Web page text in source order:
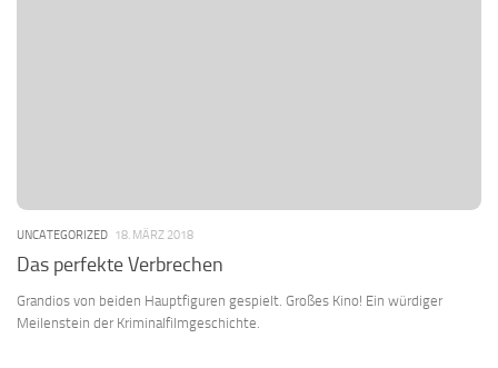
UNCATEGORIZED 18. MÄRZ 2018
Das perfekte Verbrechen
Grandios von beiden Hauptfiguren gespielt. Großes Kino! Ein würdiger
Meilenstein der Kriminalfilmgeschichte.